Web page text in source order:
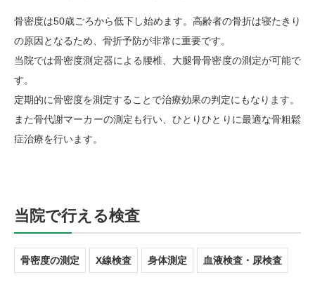
骨密度は50歳ごろから低下し始めます。高齢者の骨折は寝たきり
の原因となるため、骨折予防が非常に重要です。
当院では骨密度測定器による腰椎、大腿骨骨密度の測定が可能で
す。
定期的に骨密度を測定することで治療効果の判定にもなります。
また骨代謝マーカーの測定も行い、ひとりひとりに最適な骨粗鬆
症治療を行います。
当院で行える検査
骨密度の測定 X線検査 身体測定 血液検査・尿検査